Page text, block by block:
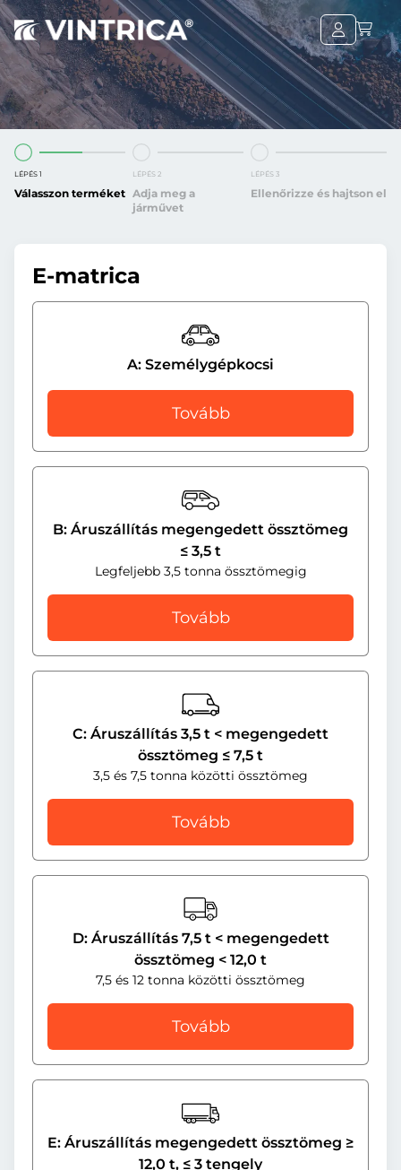
LÉPÉS 1
Válasszon terméket
LÉPÉS 2
Adja meg a
járművet
LÉPÉS 3
Ellenőrizze és hajtson el
E-matrica
A: Személygépkocsi
Tovább
B: Áruszállítás megengedett össztömeg
≤ 3,5 t
Legfeljebb 3,5 tonna össztömegig
Tovább
C: Áruszállítás 3,5 t < megengedett
össztömeg ≤ 7,5 t
3,5 és 7,5 tonna közötti össztömeg
Tovább
D: Áruszállítás 7,5 t < megengedett
össztömeg < 12,0 t
7,5 és 12 tonna közötti össztömeg
Tovább
E: Áruszállítás megengedett össztömeg ≥
12,0 t, ≤ 3 tengely